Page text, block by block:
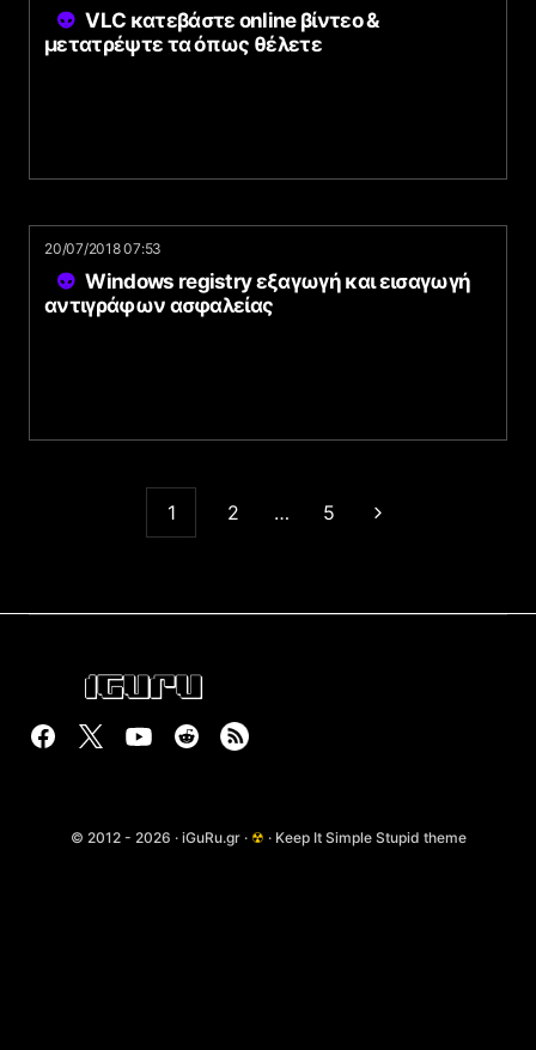
VLC κατεβάστε online βίντεο &
μετατρέψτε τα όπως θέλετε
20/07/2018 07:53
Windows registry εξαγωγή και εισαγωγή
αντιγράφων ασφαλείας
1 2 … 5
© 2012 - 2026 · iGuRu.gr · ☢ · Keep It Simple Stupid theme